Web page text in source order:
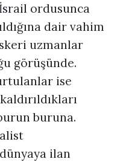
ordusunca
dair vahim
uzmanlar
görüşünde.
ise
buruna.
ilan